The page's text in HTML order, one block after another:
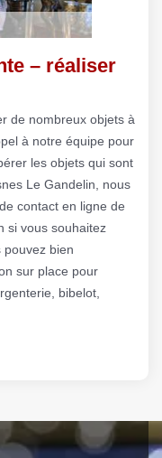
– réaliser
de nombreux objets à
à notre équipe pour
les objets qui sont
Le Gandelin, nous
contact en ligne de
si vous souhaitez
pouvez bien
sur place pour
bibelot,